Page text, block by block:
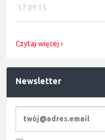
17.09.15
Czytaj więcej
Newsletter